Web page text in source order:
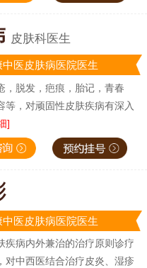
皮肤科医生
中医皮肤病医院医生
，脱发，疤痕，胎记，青春
等，对顽固性皮肤疾病有深入
]
中医皮肤病医院医生
疾病内外兼治的治疗原则诊疗
对中西医结合治疗皮炎、湿疹